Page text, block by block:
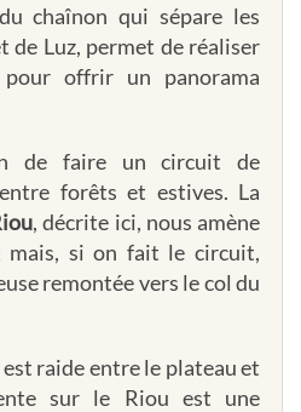
chaînon qui sépare les
de Luz, permet de réaliser
offrir un panorama
de faire un circuit de
forêts et estives. La
, décrite ici, nous amène
mais, si on fait le circuit,
remontée vers le col du
est raide entre le plateau et
sur le Riou est une